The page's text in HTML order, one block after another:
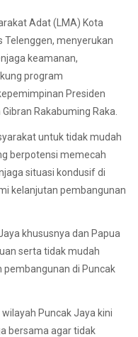
Adat (LMA) Kota
Telenggen, menyerukan
keamanan,
program
Presiden
Rakabuming Raka.
untuk tidak mudah
berpotensi memecah
situasi kondusif di
kelanjutan pembangunan
khususnya dan Papua
serta tidak mudah
di Puncak
Puncak Jaya kini
bersama agar tidak